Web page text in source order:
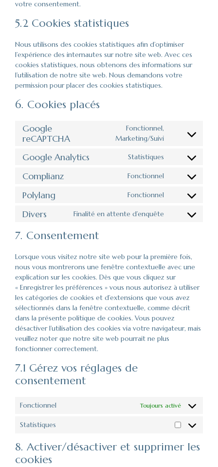
votre consentement.
5.2 Cookies statistiques
Nous utilisons des cookies statistiques afin d’optimiser
l’expérience des internautes sur notre site web. Avec ces
cookies statistiques, nous obtenons des informations sur
l’utilisation de notre site web. Nous demandons votre
permission pour placer des cookies statistiques.
6. Cookies placés
Google
reCAPTCHA
Fonctionnel,
Marketing/Suivi
Consent
service
recaptcha
Google Analytics Statistiques
Consent
service
google-
Complianz Fonctionnel
Consent
service
complianz
Polylang Fonctionnel
Consent
service
Divers Finalité en attente d’enquête
Consent
7. Consentement
Lorsque vous visitez notre site web pour la première fois,
nous vous montrerons une fenêtre contextuelle avec une
explication sur les cookies. Dès que vous cliquez sur
« Enregistrer les préférences » vous nous autorisez à utiliser
les catégories de cookies et d’extensions que vous avez
sélectionnés dans la fenêtre contextuelle, comme décrit
dans la présente politique de cookies. Vous pouvez
désactiver l’utilisation des cookies via votre navigateur, mais
veuillez noter que notre site web pourrait ne plus
fonctionner correctement.
7.1 Gérez vos réglages de
consentement
Fonctionnel Toujours activé
Statistiques
Statistiques
8. Activer/désactiver et supprimer les
cookies